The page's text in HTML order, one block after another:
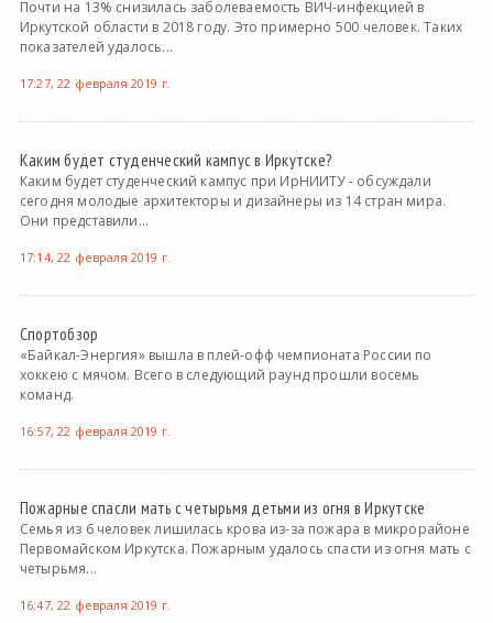
Почти на 13% снизилась заболеваемость ВИЧ-инфекцией в
Иркутской области в 2018 году. Это примерно 500 человек. Таких
показателей удалось...
17:27, 22 февраля 2019 г.
Каким будет студенческий кампус в Иркутске?
Каким будет студенческий кампус при ИрНИИТУ - обсуждали
сегодня молодые архитекторы и дизайнеры из 14 стран мира.
Они представили...
17:14, 22 февраля 2019 г.
Спортобзор
«Байкал-Энергия» вышла в плей-офф чемпионата России по
хоккею с мячом. Всего в следующий раунд прошли восемь
команд.
16:57, 22 февраля 2019 г.
Пожарные спасли мать с четырьмя детьми из огня в Иркутске
Семья из 6 человек лишилась крова из-за пожара в микрорайоне
Первомайском Иркутска. Пожарным удалось спасти из огня мать с
четырьмя...
16:47, 22 февраля 2019 г.